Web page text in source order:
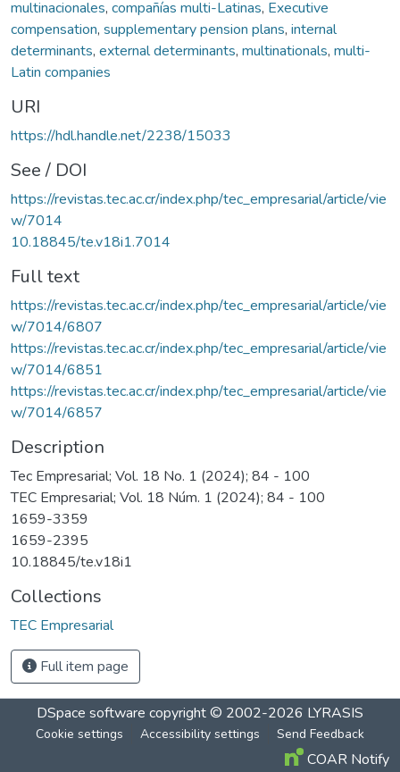
multinacionales, compañías multi-Latinas, Executive
compensation, supplementary pension plans, internal
determinants, external determinants, multinationals, multi-
Latin companies
URI
https://hdl.handle.net/2238/15033
See / DOI
https://revistas.tec.ac.cr/index.php/tec_empresarial/article/vie
w/7014
10.18845/te.v18i1.7014
Full text
https://revistas.tec.ac.cr/index.php/tec_empresarial/article/vie
w/7014/6807
https://revistas.tec.ac.cr/index.php/tec_empresarial/article/vie
w/7014/6851
https://revistas.tec.ac.cr/index.php/tec_empresarial/article/vie
w/7014/6857
Description
Tec Empresarial; Vol. 18 No. 1 (2024); 84 - 100
TEC Empresarial; Vol. 18 Núm. 1 (2024); 84 - 100
1659-3359
1659-2395
10.18845/te.v18i1
Collections
TEC Empresarial
Full item page
DSpace software copyright © 2002-2026 LYRASIS
Cookie settings Accessibility settings Send Feedback
COAR Notify